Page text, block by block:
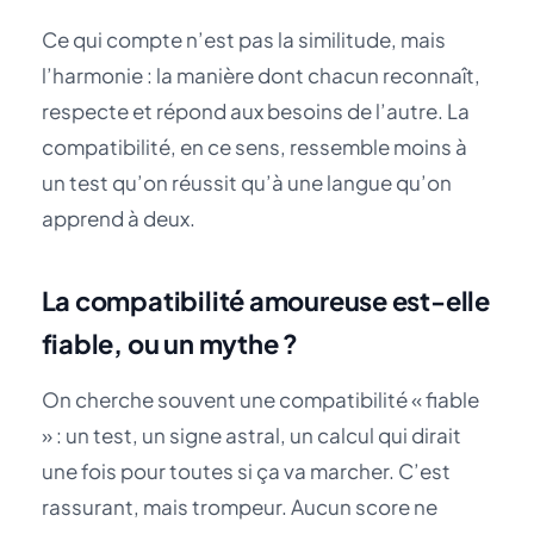
Ce qui compte n’est pas la similitude, mais
l’harmonie : la manière dont chacun reconnaît,
respecte et répond aux besoins de l’autre. La
compatibilité, en ce sens, ressemble moins à
un test qu’on réussit qu’à une langue qu’on
apprend à deux.
La compatibilité amoureuse est-elle
fiable, ou un mythe ?
On cherche souvent une compatibilité « fiable
» : un test, un signe astral, un calcul qui dirait
une fois pour toutes si ça va marcher. C’est
rassurant, mais trompeur. Aucun score ne